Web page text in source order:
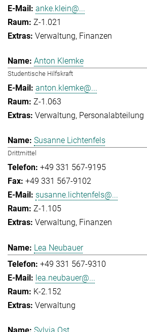
anke.klein@...
Z-1.021
Verwaltung Finanzen
Anton Klemke
Studentische Hilfskraft
anton.klemke@...
Z-1.063
Verwaltung Personalabteilung
Susanne Lichtenfels
Drittmittel
+49 331 567-9195
+49 331 567-9102
susanne.lichtenfels@...
Z-1.105
Verwaltung Finanzen
Lea Neubauer
+49 331 567-9310
lea.neubauer@...
K-2.152
Verwaltung